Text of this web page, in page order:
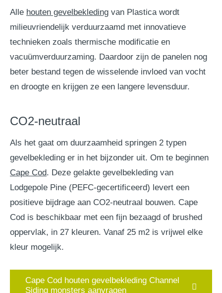
Alle houten gevelbekleding van Plastica wordt
milieuvriendelijk verduurzaamd met innovatieve
technieken zoals thermische modificatie en
vacuümverduurzaming. Daardoor zijn de panelen nog
beter bestand tegen de wisselende invloed van vocht
en droogte en krijgen ze een langere levensduur.
CO2-neutraal
Als het gaat om duurzaamheid springen 2 typen
gevelbekleding er in het bijzonder uit. Om te beginnen
Cape Cod. Deze gelakte gevelbekleding van
Lodgepole Pine (PEFC-gecertificeerd) levert een
positieve bijdrage aan CO2-neutraal bouwen. Cape
Cod is beschikbaar met een fijn bezaagd of brushed
oppervlak, in 27 kleuren. Vanaf 25 m2 is vrijwel elke
kleur mogelijk.
Cape Cod houten gevelbekleding Channel
Siding monsters aanvragen